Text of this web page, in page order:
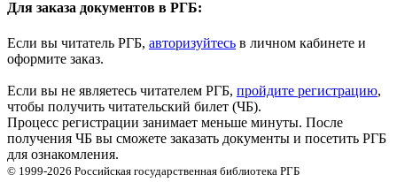
Для заказа документов в РГБ:
Если вы читатель РГБ, авторизуйтесь в личном кабинете и
оформите заказ.
Если вы не являетесь читателем РГБ, пройдите регистрацию,
чтобы получить читательский билет (ЧБ).
Процесс регистрации занимает меньше минуты. После
получения ЧБ вы сможете заказать документы и посетить РГБ
для ознакомления.
© 1999-2026 Российская государственная библиотека РГБ